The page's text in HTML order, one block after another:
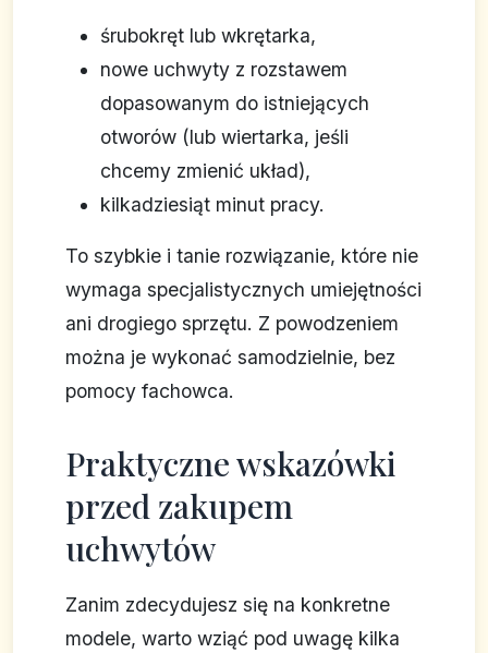
śrubokręt lub wkrętarka,
nowe uchwyty z rozstawem
dopasowanym do istniejących
otworów (lub wiertarka, jeśli
chcemy zmienić układ),
kilkadziesiąt minut pracy.
To szybkie i tanie rozwiązanie, które nie
wymaga specjalistycznych umiejętności
ani drogiego sprzętu. Z powodzeniem
można je wykonać samodzielnie, bez
pomocy fachowca.
Praktyczne wskazówki
przed zakupem
uchwytów
Zanim zdecydujesz się na konkretne
modele, warto wziąć pod uwagę kilka